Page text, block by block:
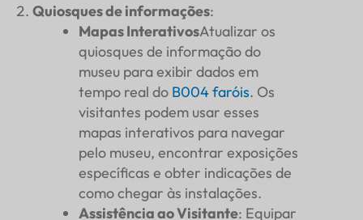
Quiosques de informações:
Mapas InterativosAtualizar os
quiosques de informação do
museu para exibir dados em
tempo real do B004faróis. Os
visitantes podem usar esses
mapas interativos para navegar
pelo museu, encontrar exposições
específicas e obter indicações de
como chegar às instalações.
Assistência ao Visitante: Equipar